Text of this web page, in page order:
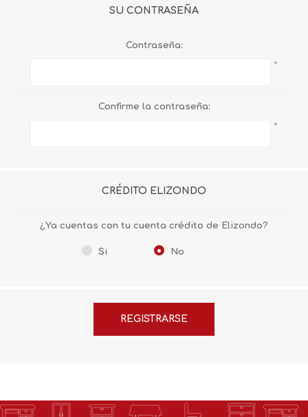
SU CONTRASEÑA
Contraseña:
*
Confirme la contraseña:
*
CRÉDITO ELIZONDO
¿Ya cuentas con tu cuenta crédito de Elizondo?
Si No